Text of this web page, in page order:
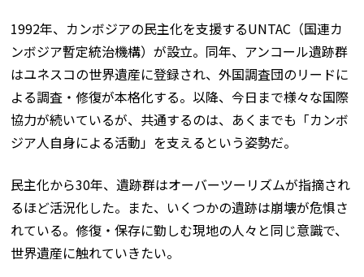
1992年、カンボジアの民主化を支援するUNTAC（国連カ
ンボジア暫定統治機構）が設立。同年、アンコール遺跡群
はユネスコの世界遺産に登録され、外国調査団のリードに
よる調査・修復が本格化する。以降、今日まで様々な国際
協力が続いているが、共通するのは、あくまでも「カンボ
ジア人自身による活動」を支えるという姿勢だ。
民主化から30年、遺跡群はオーバーツーリズムが指摘され
るほど活況化した。また、いくつかの遺跡は崩壊が危惧さ
れている。修復・保存に勤しむ現地の人々と同じ意識で、
世界遺産に触れていきたい。